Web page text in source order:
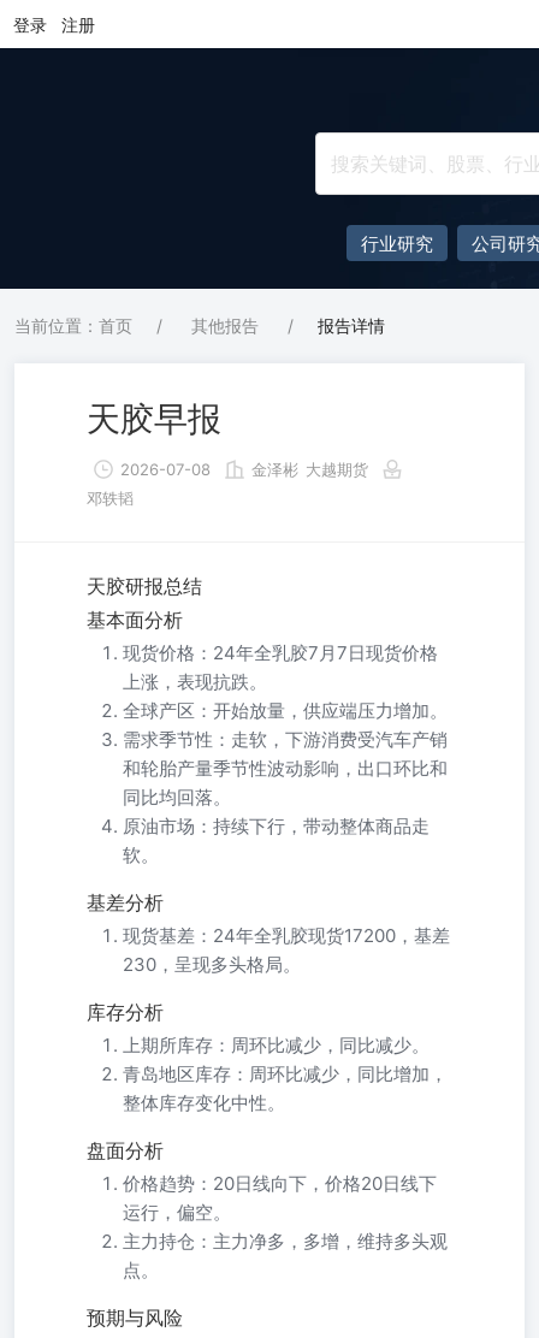
登录 注册
行业研究 公司研
当前位置：首页 / 其他报告 / 报告详情
天胶早报
2026-07-08 金泽彬 大越期货
邓轶韬
天胶研报总结
基本面分析
现货价格：24年全乳胶7月7日现货价格
上涨，表现抗跌。
全球产区：开始放量，供应端压力增加。
需求季节性：走软，下游消费受汽车产销
和轮胎产量季节性波动影响，出口环比和
同比均回落。
原油市场：持续下行，带动整体商品走
软。
基差分析
现货基差：24年全乳胶现货17200，基差
230，呈现多头格局。
库存分析
上期所库存：周环比减少，同比减少。
青岛地区库存：周环比减少，同比增加，
整体库存变化中性。
盘面分析
价格趋势：20日线向下，价格20日线下
运行，偏空。
主力持仓：主力净多，多增，维持多头观
点。
预期与风险